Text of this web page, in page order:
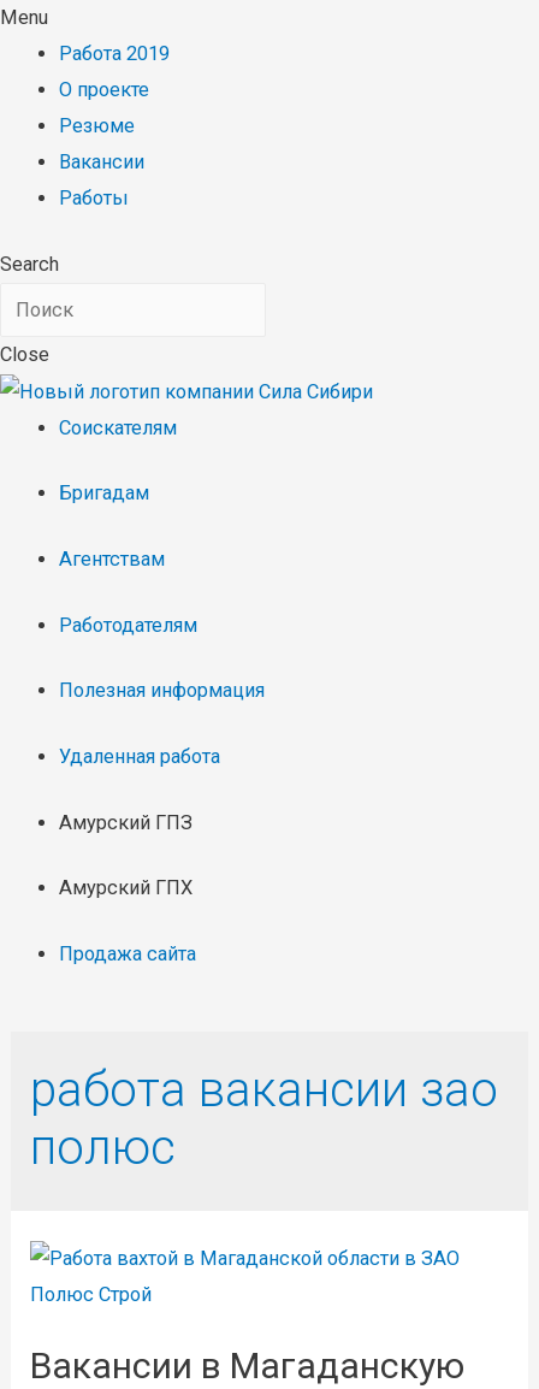
Menu
Работа 2019
О проекте
Резюме
Вакансии
Работы
Search
Close
Соискателям
Бригадам
Агентствам
Работодателям
Полезная информация
Удаленная работа
Амурский ГПЗ
Амурский ГПХ
Продажа сайта
работа вакансии зао
полюс
Вакансии в Магаданскую